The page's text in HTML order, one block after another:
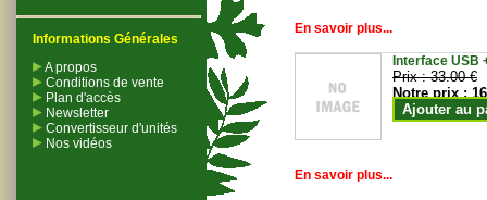
Informations Générales
A propos
Conditions de vente
Plan d'accès
Newsletter
Convertisseur d'unités
Nos vidéos
En savoir plus...
Interface USB
Prix :33.00 €
Notre prix :
Ajouter au
En savoir plus...